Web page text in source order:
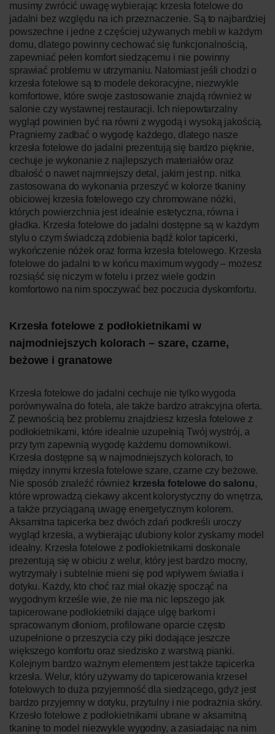
musimy zwrócić uwagę wybierając krzesła fotelowe do
jadalni bez względu na ich przeznaczenie. Są to najbardziej
powszechne i jedne z częściej używanych mebli w każdym
domu, dlatego powinny cechować się funkcjonalnością,
zapewniać pełen komfort siedzącemu i nie powinny
sprawiać problemu w utrzymaniu. Natomiast jeśli chodzi o
krzesła fotelowe są to modele dekoracyjne, niezwykle
komfortowe, które swoje zastosowanie znajdą również w
salonie czy wystawnej restauracji. Ich niepowtarzalny
wygląd powinien być na równi z wygodą i wysoką jakością.
Pragniemy zadbać o wygodę każdego, dlatego nasze
krzesła fotelowe do jadalni prezentują się bardzo pięknie,
cechuje je wykonanie z najlepszych materiałów oraz
dbałość o nawet najmniejszy detal, jakim jest np. nitka
zastosowana do wykonania przeszyć w kolorze tkaniny
obiciowej krzesła fotelowego czy chromowane nóżki,
których powierzchnia jest idealnie estetyczna, równa i
gładka. Krzesła fotelowe do jadalni dostępne są w każdym
stylu o czym świadczą zdobienia bądź kolor tapicerki,
wykończenie nóżek oraz forma krzesła fotelowego. Krzesła
fotelowe do jadalni to w końcu maximum wygody – możesz
rozsiąść się niczym w fotelu i przez wiele godzin
komfortowo na nim spoczywać bez poczucia dyskomfortu.
Krzesła fotelowe z podłokietnikami w
najmodniejszych kolorach – szare, czarne,
beżowe i granatowe
Krzesła fotelowe do jadalni cechuje nie tylko wygoda
porównywalna do fotela, ale także bardzo atrakcyjna oferta.
Z pewnością bez problemu znajdziesz krzesła fotelowe z
podłokietnikami, które idealnie uzupełnią Twój wystrój, a
przy tym zapewnią wygodę każdemu domownikowi.
Krzesła dostępne są w najmodniejszych kolorach, to
między innymi krzesła fotelowe szare, czarne czy beżowe.
Nie sposób znaleźć również krzesła fotelowe do salonu,
które wprowadzą ciekawy akcent kolorystyczny do wnętrza,
a także przyciąganą uwagę energetycznym kolorem.
Aksamitna tapicerka bez dwóch zdań podkreśli uroczy
wygląd krzesła, a wybierając ulubiony kolor zyskamy model
idealny. Krzesła fotelowe z podłokietnikami doskonale
prezentują się w obiciu z welur, który jest bardzo mocny,
wytrzymały i subtelnie mieni się pod wpływem światła i
dotyku. Każdy, kto choć raz miał okazję spocząć na
wygodnym krześle wie, że nie ma nic lepszego jak
tapicerowane podłokietniki dające ulgę barkom i
spracowanym dłoniom, profilowane oparcie często
uzupełnione o przeszycia czy piki dodające jeszcze
większego komfortu oraz siedzisko z warstwą pianki.
Kolejnym bardzo ważnym elementem jest także tapicerka
krzesła. Welur, który używamy do tapicerowania krzeseł
fotelowych to duża przyjemność dla siedzącego, gdyż jest
bardzo przyjemny w dotyku, przytulny i nie podrażnia skóry.
Krzesło fotelowe z podłokietnikami ubrane w aksamitną
tkaninę to model niezwykle wygodny, a zasiadając na nim